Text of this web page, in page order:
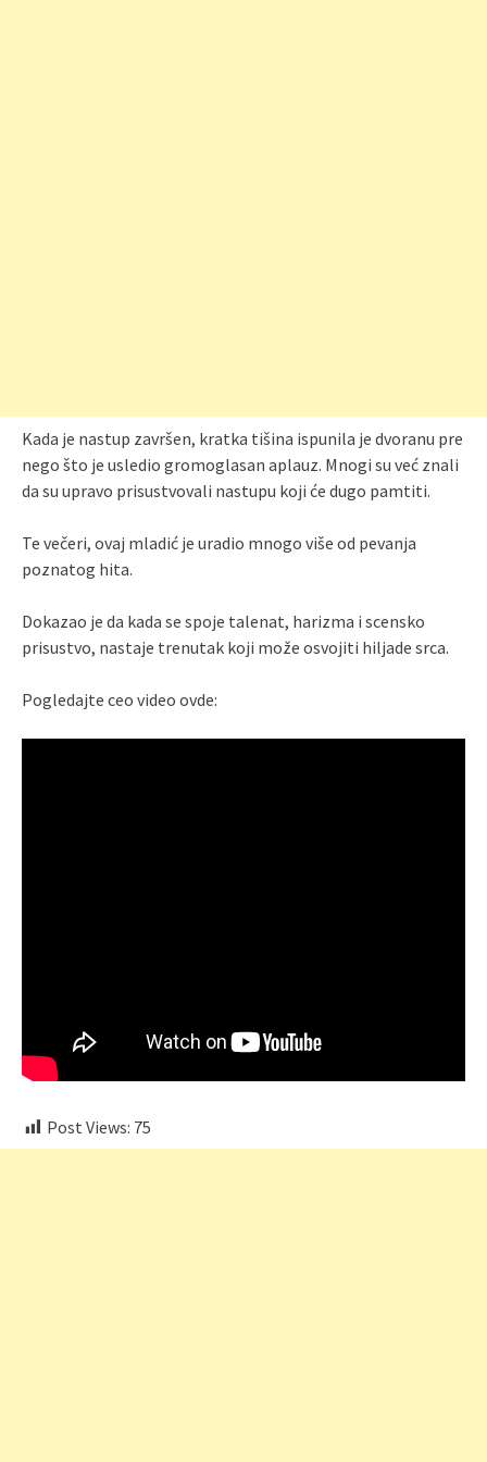
Kada je nastup završen, kratka tišina ispunila je dvoranu pre
nego što je usledio gromoglasan aplauz. Mnogi su već znali
da su upravo prisustvovali nastupu koji će dugo pamtiti.
Te večeri, ovaj mladić je uradio mnogo više od pevanja
poznatog hita.
Dokazao je da kada se spoje talenat, harizma i scensko
prisustvo, nastaje trenutak koji može osvojiti hiljade srca.
Pogledajte ceo video ovde:
Post Views: 75